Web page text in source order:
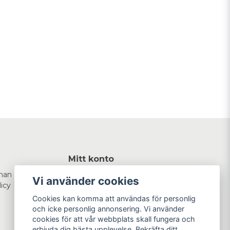
Mitt konto
Logga in
Registrera dig
Glömt lösenord?
Vi använder cookies
Cookies kan komma att användas för personlig
och icke personlig annonsering. Vi använder
cookies för att vår webbplats skall fungera och